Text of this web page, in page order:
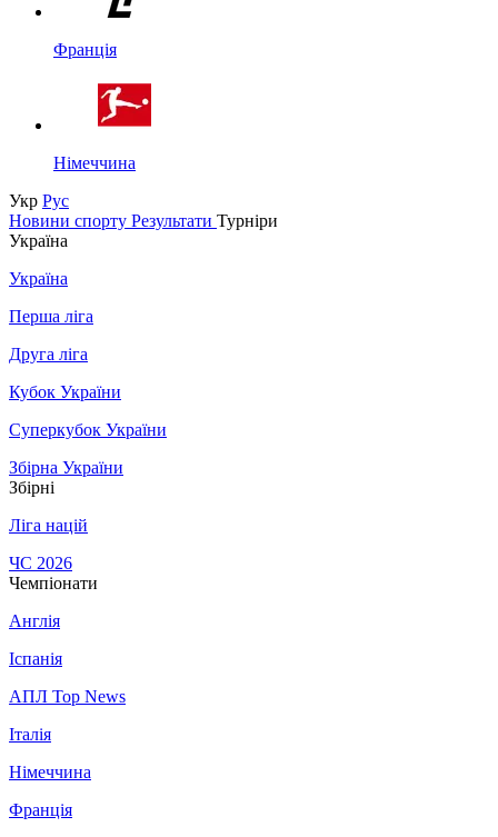
Франція
Німеччина
Укр Рус
Новини спорту Результати Турніри
Україна
Україна
Перша ліга
Друга ліга
Кубок України
Суперкубок України
Збірна України
Збірні
Ліга націй
ЧС 2026
Чемпіонати
Англія
Іспанія
АПЛ Top News
Італія
Німеччина
Франція